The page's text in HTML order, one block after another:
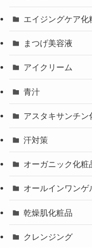
エイジングケア化
まつげ美容液
アイクリーム
青汁
アスタキサンチン
汗対策
オーガニック化粧
オールインワンゲ
乾燥肌化粧品
クレンジング